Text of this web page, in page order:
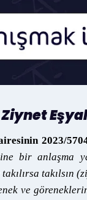
Ziynet
2023/
bir anlaşma
takılsın
ve